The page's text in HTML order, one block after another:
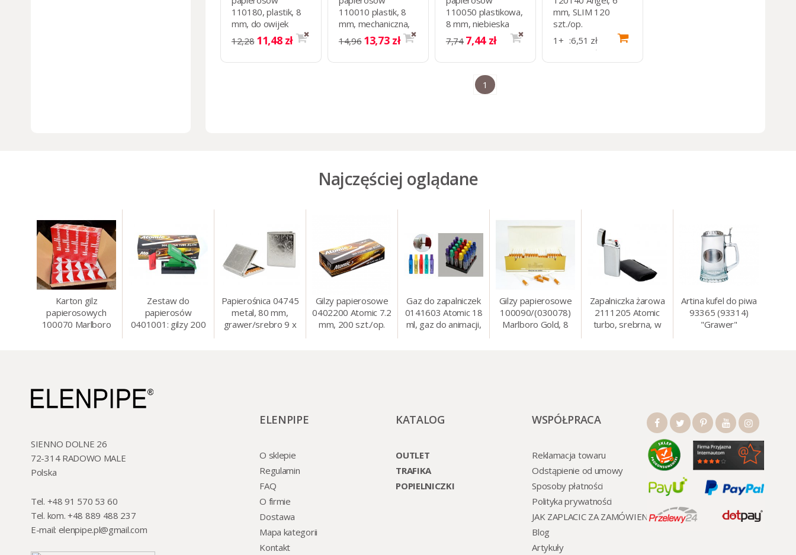
110180, plastik, 8
mm, do owijek
stożkowych,
czarno-czerwona
STANDART
12,28 11,48 zł
110010 plastik, 8
mm, mechaniczna,
podwójna,
pomarańczowa
STANDART
14,96 13,73 zł
110050 plastikowa,
8 mm, niebieska
STANDART
7,74 7,44 zł
mm, SLIM 120
szt./op.
1+ :6,51 zł
5,50 zł
34+:2,42 zł
1
Najczęściej oglądane
Karton gilz
papierosowych
100070 Marlboro
Zestaw do
papierosów
0401001: gilzy 200
Papierośnica 04745
metal, 80 mm,
grawer/srebro 9 x
Gilzy papierosowe
0402200 Atomic 7.2
mm, 200 szt./op.
Gaz do zapalniczek
0141603 Atomic 18
ml, gaz do animacji,
Gilzy papierosowe
100090/(030078)
Marlboro Gold, 8
Zapalniczka żarowa
2111205 Atomic
turbo, srebrna, w
Artina kufel do piwa
93365 (93314)
"Grawer"
SIENNO DOLNE 26
72-314 RADOWO MALE
Polska
Tel. +48 91 570 53 60
Tel. kom. +48 889 488 237
E-mail: elenpipe.pl@gmail.com
ELENPIPE
O sklepie
Regulamin
FAQ
O firmie
Dostawa
Mapa kategorii
Kontakt
KATALOG
OUTLET
TRAFIKA
POPIELNICZKI
WSPÓŁPRACA
Reklamacja towaru
Odstąpienie od umowy
Sposoby płatności
Polityka prywatności
JAK ZAPLACIC ZA ZAMÓWIENI
Blog
Artykuły